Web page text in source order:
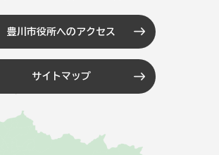
豊川市役所へのアクセス
サイトマップ